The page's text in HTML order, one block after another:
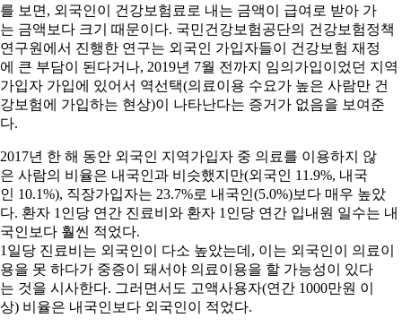
를 보면, 외국인이 건강보험료로 내는 금액이 급여로 받아 가
는 금액보다 크기 때문이다. 국민건강보험공단의 건강보험정책
연구원에서 진행한 연구는 외국인 가입자들이 건강보험 재정
에 큰 부담이 된다거나, 2019년 7월 전까지 임의가입이었던 지역
가입자 가입에 있어서 역선택(의료이용 수요가 높은 사람만 건
강보험에 가입하는 현상)이 나타난다는 증거가 없음을 보여준
다.
2017년 한 해 동안 외국인 지역가입자 중 의료를 이용하지 않
은 사람의 비율은 내국인과 비슷했지만(외국인 11.9%, 내국
인 10.1%), 직장가입자는 23.7%로 내국인(5.0%)보다 매우 높았
다. 환자 1인당 연간 진료비와 환자 1인당 연간 입내원 일수는 내
국인보다 훨씬 적었다.
1일당 진료비는 외국인이 다소 높았는데, 이는 외국인이 의료이
용을 못 하다가 중증이 돼서야 의료이용을 할 가능성이 있다
는 것을 시사한다. 그러면서도 고액사용자(연간 1000만원 이
상) 비율은 내국인보다 외국인이 적었다.